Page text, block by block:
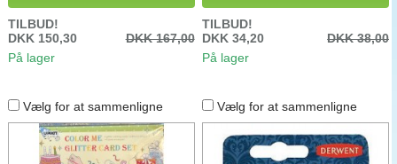
TILBUD!
DKK 150,30
DKK 167,00
På lager
TILBUD!
DKK 34,20
DKK 38,00
På lager
Vælg for at sammenligne Vælg for at sammenligne